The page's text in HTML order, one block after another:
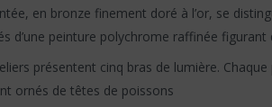
en bronze finement doré à l’or, se
d’une peinture polychrome raffinée
présentent cinq bras de lumière.
ornés de têtes de poissons